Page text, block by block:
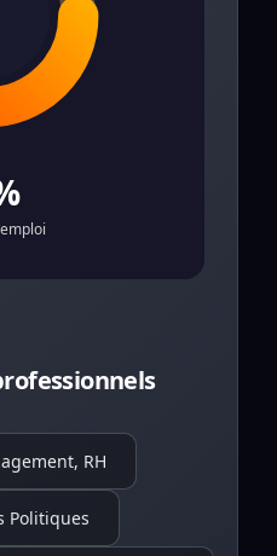
RH
Politiques